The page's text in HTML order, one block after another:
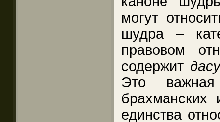
могут
шудра –
правовом
содержит
Это
брахманских
единства